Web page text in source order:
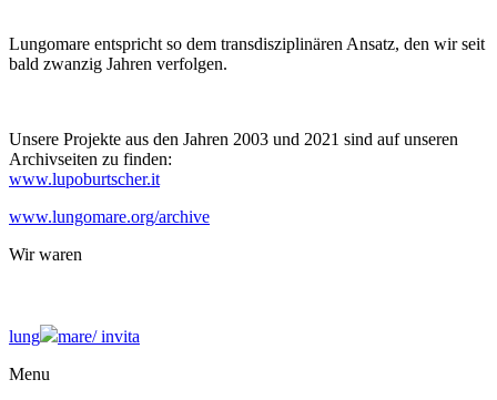
Lungomare entspricht so dem transdisziplinären Ansatz, den wir seit
bald zwanzig Jahren verfolgen.
Unsere Projekte aus den Jahren 2003 und 2021 sind auf unseren
Archivseiten zu finden:
www.lupoburtscher.it
www.lungomare.org/archive
Wir waren
lung mare/invita
Menu